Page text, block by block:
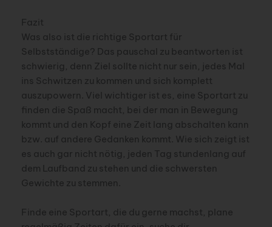
Fazit
Was also ist die richtige Sportart für
Selbstständige? Das pauschal zu beantworten ist
schwierig, denn Ziel sollte nicht nur sein, jedes Mal
ins Schwitzen zu kommen und sich komplett
auszupowern. Viel wichtiger ist es, eine Sportart zu
finden die Spaß macht, bei der man in Bewegung
kommt und den Kopf eine Zeit lang abschalten kann
bzw. auf andere Gedanken kommt. Wie sich zeigt ist
es auch gar nicht nötig, jeden Tag stundenlang auf
dem Laufband zu stehen und die schwersten
Gewichte zu stemmen.
Finde eine Sportart, die du gerne machst, plane